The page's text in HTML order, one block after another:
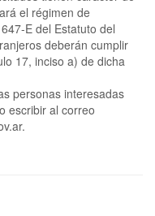
el régimen de
E del Estatuto del
deberán cumplir
17, inciso a) de dicha
personas interesadas
escribir al correo